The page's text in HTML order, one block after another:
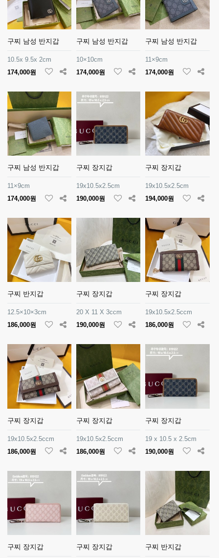
구찌 남성 반지갑
10.5x 9.5x 2cm
174,000원
구찌 남성 반지갑
10×10cm
174,000원
구찌 남성 반지갑
11×9cm
174,000원
구찌 남성 반지갑
11×9cm
174,000원
구찌 장지갑
19x10.5x2.5cm
190,000원
구찌 장지갑
19x10.5x2.5cm
194,000원
구찌 반지갑
12.5×10×3cm
186,000원
구찌 장지갑
20 X 11 X 3ccm
190,000원
구찌 장지갑
19x10.5x2.5ccm
186,000원
구찌 장지갑
19x10.5x2.5ccm
186,000원
구찌 장지갑
19x10.5x2.5ccm
186,000원
구찌 장지갑
19 x 10.5 x 2.5cm
190,000원
구찌 장지갑 구찌 장지갑 구찌 반지갑